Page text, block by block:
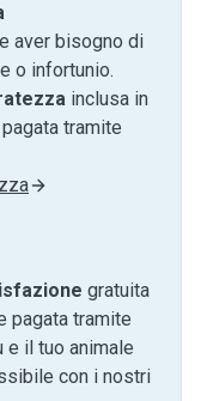
aver bisogno di
o infortunio.
inclusa in
tramite
gratuita
pagata tramite
e il tuo animale
con i nostri